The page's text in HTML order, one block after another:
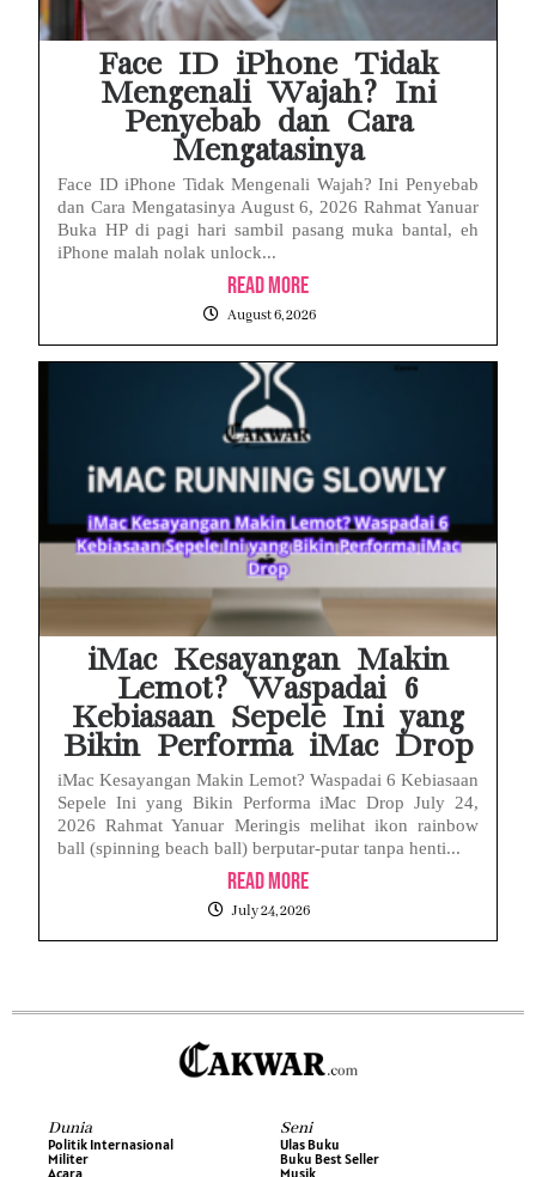
Face ID iPhone Tidak
Mengenali Wajah? Ini
Penyebab dan Cara
Mengatasinya
Face ID iPhone Tidak Mengenali Wajah? Ini Penyebab
dan Cara Mengatasinya August 6, 2026 Rahmat Yanuar
Buka HP di pagi hari sambil pasang muka bantal, eh
iPhone malah nolak unlock...
Read More
August 6, 2026
iMac Kesayangan Makin
Lemot? Waspadai 6
Kebiasaan Sepele Ini yang
Bikin Performa iMac Drop
iMac Kesayangan Makin Lemot? Waspadai 6 Kebiasaan
Sepele Ini yang Bikin Performa iMac Drop July 24,
2026 Rahmat Yanuar Meringis melihat ikon rainbow
ball (spinning beach ball) berputar-putar tanpa henti...
Read More
July 24, 2026
Dunia
Politik Internasional
Militer
Acara
Seni
Ulas Buku
Buku Best Seller
Musik